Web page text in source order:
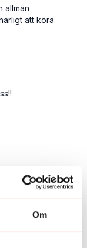
Om
allmän
att köra
Tack!! 😅